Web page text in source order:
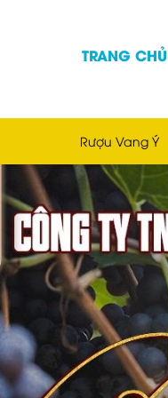
TRANG CHỦ
Rượu Vang Ý